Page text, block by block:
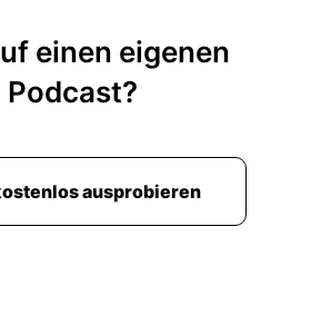
einen eigenen
Podcast?
ausprobieren